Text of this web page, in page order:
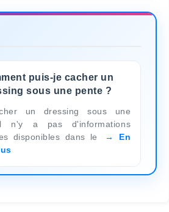
puis-je cacher un
sous une pente ?
un dressing sous une
n'y a pas d'informations
disponibles dans le
En